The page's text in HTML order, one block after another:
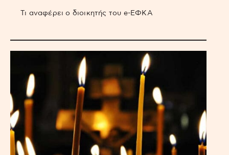
Tι αναφέρει ο διοικητής του e-ΕΦΚΑ